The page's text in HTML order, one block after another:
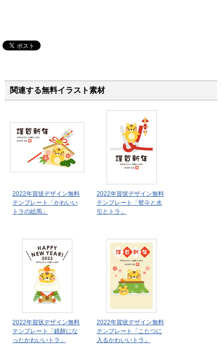
関連する無料イラスト素材
2022年賀状デザイン無料
テンプレート「かわいい
トラの絵馬」
2022年賀状デザイン無料
テンプレート「熨斗と水
引とトラ」
2022年賀状デザイン無料
テンプレート「鏡餅にな
ったかわいいトラ」
2022年賀状デザイン無料
テンプレート「こたつに
入るかわいいトラ」